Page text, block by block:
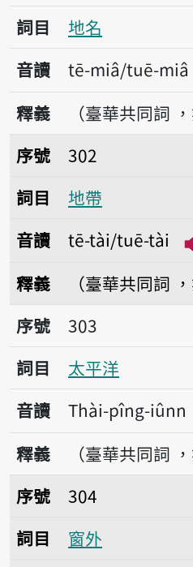
詞目
地名
音讀
tē-miâ/tuē-miâ
釋義
（臺華共同詞
序號302地帶
序號
302
詞目
地帶
音讀
tē-tài/tuē-tài
釋義
（臺華共同詞
序號303太平洋
序號
303
詞目
太平洋
音讀
Thài-pîng-iûnn
釋義
（臺華共同詞
序號304窗外
序號
304
詞目
窗外